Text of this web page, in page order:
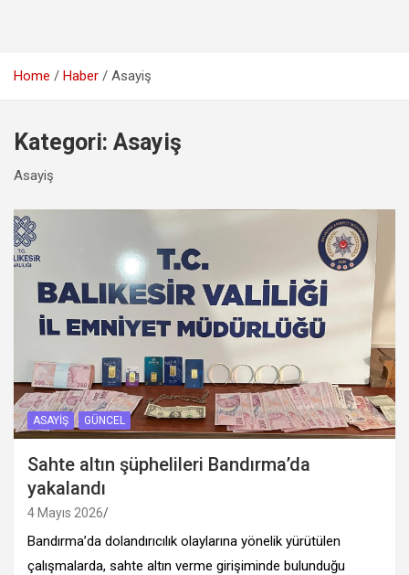
Home Haber Asayiş
Kategori: Asayiş
Asayiş
ASAYIŞ GÜNCEL
Sahte altın şüphelileri Bandırma’da
yakalandı
4 Mayıs 2026
Bandırma’da dolandırıcılık olaylarına yönelik yürütülen
çalışmalarda, sahte altın verme girişiminde bulunduğu